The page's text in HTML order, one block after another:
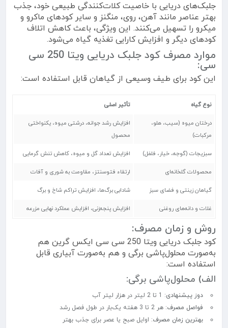
جلبک‌های دریایی با خاصیت کلات‌کنندگی طبیعی خود، جذب
بهتر عناصر مانند آهن، روی، منگنز و سایر کودهای ماکرو و
میکرو را تسهیل می‌کنند. این ویژگی، باعث کاهش اتلاف
کودهای دیگر و افزایش کارایی تغذیه گیاه می‌شود.
موارد مصرف کود جلبک دریایی ویتا 250 سی
سی:
این کود برای طیف وسیعی از گیاهان قابل استفاده است:
نوع گیاه تأثیر اصلی
درختان میوه (سیب، هلو،
مرکبات)
افزایش رشد جوانه، درشتی میوه، یکنواختی
محصول
سبزیجات (گوجه، خیار، فلفل) افزایش تعداد گل و میوه، کاهش تنش گرمایی
محصولات گلخانه‌ای ارتقاء فتوسنتز، مقاومت به شوری و آفات
گیاهان زینتی و فضای سبز شادابی برگ‌ها، افزایش تراکم شاخ و برگ
غلات و دانه‌های روغنی افزایش پنجه‌زنی، افزایش عملکرد نهایی مزرعه
روش و زمان مصرف:
کود جلبک دریایی ویتا 250 سی سی ایکس گرین هم
به‌صورت محلول‌پاشی برگی و هم به‌صورت آبیاری قابل
استفاده است:
الف) محلول‌پاشی برگی:
دوز پیشنهادی: 1 تا 2 لیتر در هزار لیتر آب
فواصل مصرف: هر 2 تا 3 هفته یک‌بار در طول فصل رشد
بهترین زمان مصرف: اوایل صبح یا عصر برای جذب بهتر